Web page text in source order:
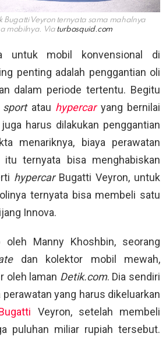
Bugatti Veyron ternyata sama mahalnya
mobilnya. Via turbosquid.com
untuk mobil konvensional di
penting adalah penggantian oli
dalam periode tertentu. Begitu
sport atau hypercaryang bernilai
harus dilakukan penggantian
menariknya, biaya perawatan
ternyata bisa menghabiskan
hypercar Bugatti Veyron, untuk
ternyata bisa membeli satu
Innova.
oleh Manny Khoshbin, seorang
dan kolektor mobil mewah,
oleh laman Detik.com. Dia sendiri
yang harus dikeluarkan
Veyron, setelah membeli
puluhan miliar rupiah tersebut.